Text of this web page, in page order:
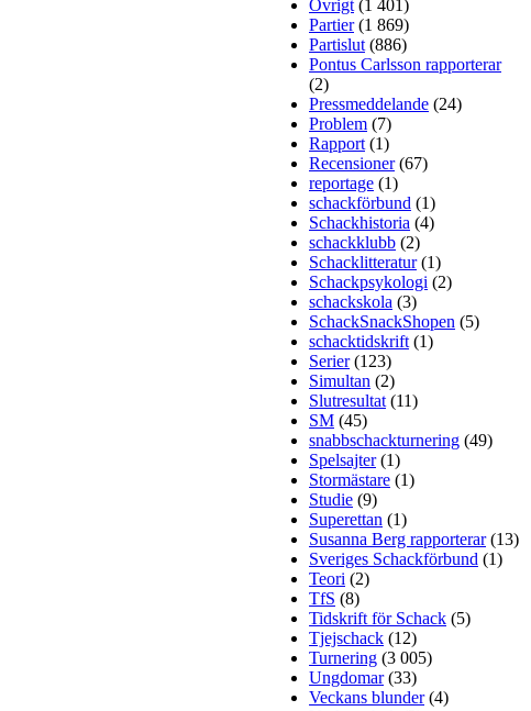
Övrigt (1 401)
Partier(1 869)
Partislut (886)
Pontus Carlsson rapporterar
(2)
Pressmeddelande (24)
Problem (7)
Rapport (1)
Recensioner(67)
reportage (1)
schackförbund (1)
Schackhistoria (4)
schackklubb (2)
Schacklitteratur(1)
Schackpsykologi (2)
schackskola (3)
SchackSnackShopen (5)
schacktidskrift (1)
Serier(123)
Simultan (2)
Slutresultat (11)
SM (45)
snabbschackturnering (49)
Spelsajter(1)
Stormästare (1)
Studie (9)
Superettan (1)
Susanna Berg rapporterar(13)
Sveriges Schackförbund (1)
Teori (2)
TfS (8)
Tidskrift för Schack (5)
Tjejschack (12)
Turnering (3 005)
Ungdomar(33)
Veckans blunder(4)